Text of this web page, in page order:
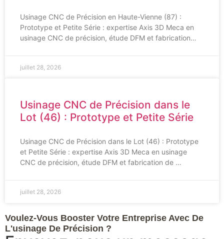
Usinage CNC de Précision en Haute-Vienne (87) :
Prototype et Petite Série : expertise Axis 3D Meca en
usinage CNC de précision, étude DFM et fabrication…
juillet 28, 2026
Usinage CNC de Précision dans le
Lot (46) : Prototype et Petite Série
Usinage CNC de Précision dans le Lot (46) : Prototype
et Petite Série : expertise Axis 3D Meca en usinage
CNC de précision, étude DFM et fabrication de …
juillet 28, 2026
Voulez-Vous Booster Votre Entreprise Avec De
L'usinage De Précision ?